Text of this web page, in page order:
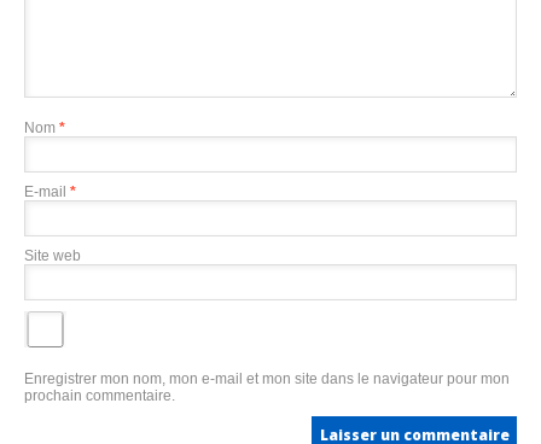
Nom *
E-mail *
Site web
Enregistrer mon nom, mon e-mail et mon site dans le navigateur pour mon
prochain commentaire.